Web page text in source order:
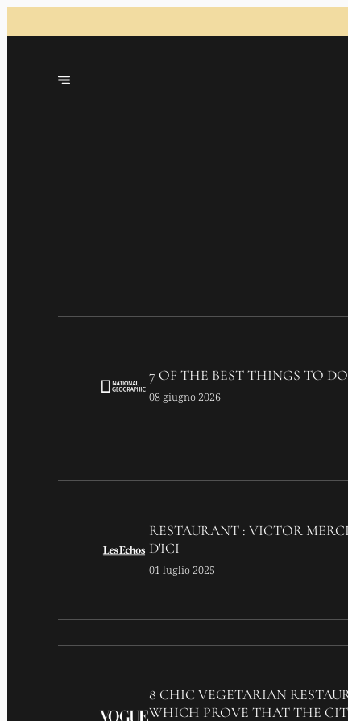
7 OF THE BEST THINGS TO
08 giugno 2026
RESTAURANT : VICTOR
D'ICI
01 luglio 2025
8 CHIC VEGETARIAN
WHICH PROVE THAT THE